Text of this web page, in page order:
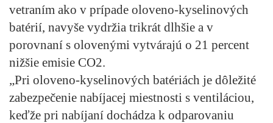
vetraním ako v prípade oloveno-kyselinových
batérií, navyše vydržia trikrát dlhšie a v
porovnaní s olovenými vytvárajú o 21 percent
nižšie emisie CO2.
„Pri oloveno-kyselinových batériách je dôležité
zabezpečenie nabíjacej miestnosti s ventiláciou,
keďže pri nabíjaní dochádza k odparovaniu